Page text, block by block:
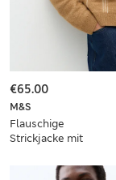
M&S
Flauschige
Strickjacke mit
bequemer Passform
€65.00